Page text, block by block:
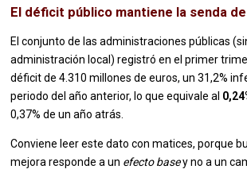
El déficit público mantiene la senda
El conjunto de las administraciones públicas
administración local) registró en el primer
déficit de 4.310 millones de euros, un 31,2%
periodo del año anterior, lo que equivale al
0,37% de un año atrás.
Conviene leer este dato con matices, porque
mejora responde a un efecto basey no a un